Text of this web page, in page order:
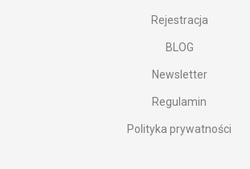
Rejestracja
BLOG
Newsletter
Regulamin
Polityka prywatności